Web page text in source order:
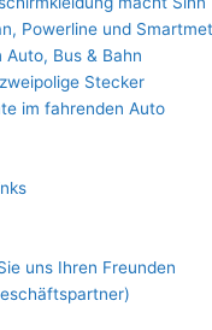
Powerline und
Auto, Bus & Bahn
Stecker
im fahrenden Auto
uns Ihren Freunden